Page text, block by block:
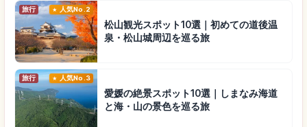
旅行 人気No.2
松山観光スポット10選｜初めての道後温
泉・松山城周辺を巡る旅
旅行 人気No.3
愛媛の絶景スポット10選｜しまなみ海道
と海・山の景色を巡る旅